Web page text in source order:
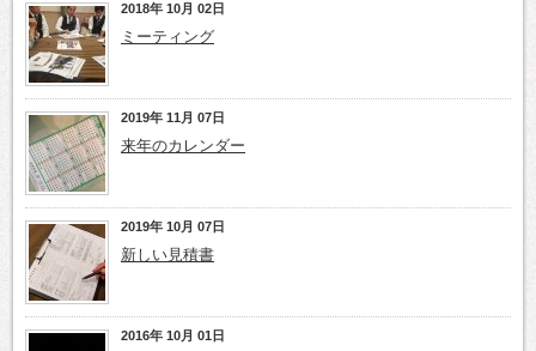
2018年 10月 02日
ミーティング
2019年 11月 07日
来年のカレンダー
2019年 10月 07日
新しい見積書
2016年 10月 01日